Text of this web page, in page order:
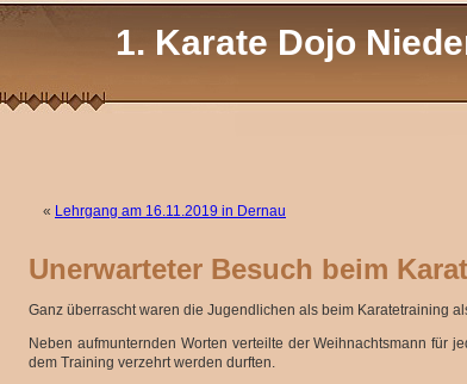
1. Karate Dojo
« Lehrgang am 16.11.2019 in Dernau
Unerwarteter Besuch beim
Ganz überrascht waren die Jugendlichen als beim Karatetraining
Neben aufmunternden Worten verteilte der Weihnachtsmann für
dem Training verzehrt werden durften.